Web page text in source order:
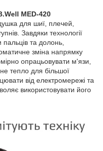
MED-420
для шиї, плечей,
Завдяки технології
пальців та долонь,
зміна напрямку
опрацьовувати м'язи,
тепло для більшої
від електромережі та
використовувати його